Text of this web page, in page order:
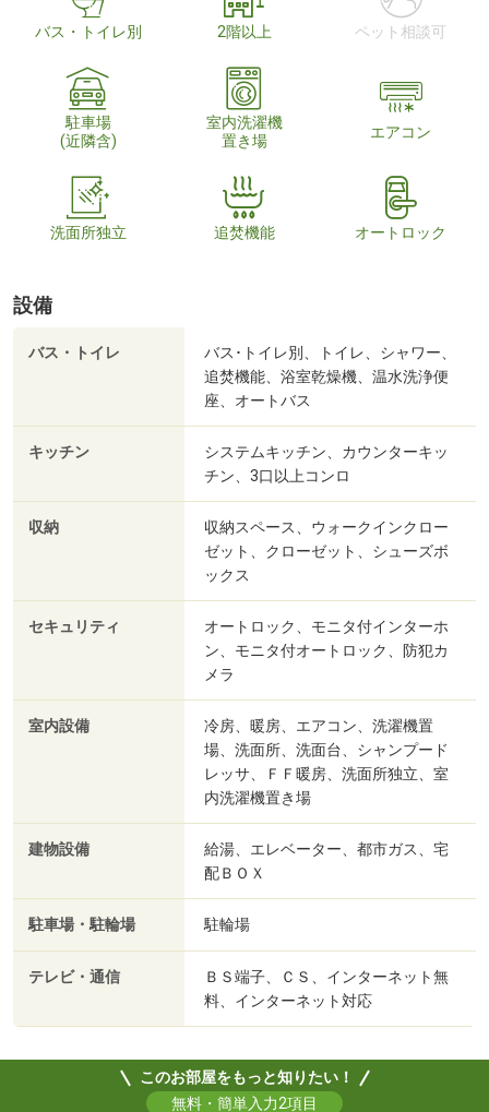
バス・トイレ別 2階以上 ペット相談可
駐車場
(近隣含)
室内洗濯機
置き場
エアコン
洗面所独立 追焚機能 オートロック
設備
バス・トイレ
バス･トイレ別、トイレ、シャワー、
追焚機能、浴室乾燥機、温水洗浄便
座、オートバス
キッチン
システムキッチン、カウンターキッ
チン、3口以上コンロ
収納
収納スペース、ウォークインクロー
ゼット、クローゼット、シューズボ
ックス
セキュリティ
オートロック、モニタ付インターホ
ン、モニタ付オートロック、防犯カ
メラ
室内設備
冷房、暖房、エアコン、洗濯機置
場、洗面所、洗面台、シャンプード
レッサ、ＦＦ暖房、洗面所独立、室
内洗濯機置き場
建物設備
給湯、エレベーター、都市ガス、宅
配ＢＯＸ
駐車場・駐輪場 駐輪場
テレビ・通信
ＢＳ端子、ＣＳ、インターネット無
料、インターネット対応
このお部屋をもっと知りたい！
無料・簡単入力2項目